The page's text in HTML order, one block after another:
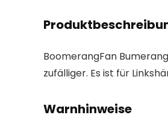
BoomerangFan
zufälliger. Es ist für
Warnhinweise